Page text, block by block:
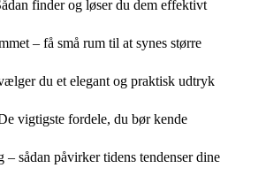
finder og løser du dem effektivt
– få små rum til at synes større
du et elegant og praktisk udtryk
vigtigste fordele, du bør kende
sådan påvirker tidens tendenser dine